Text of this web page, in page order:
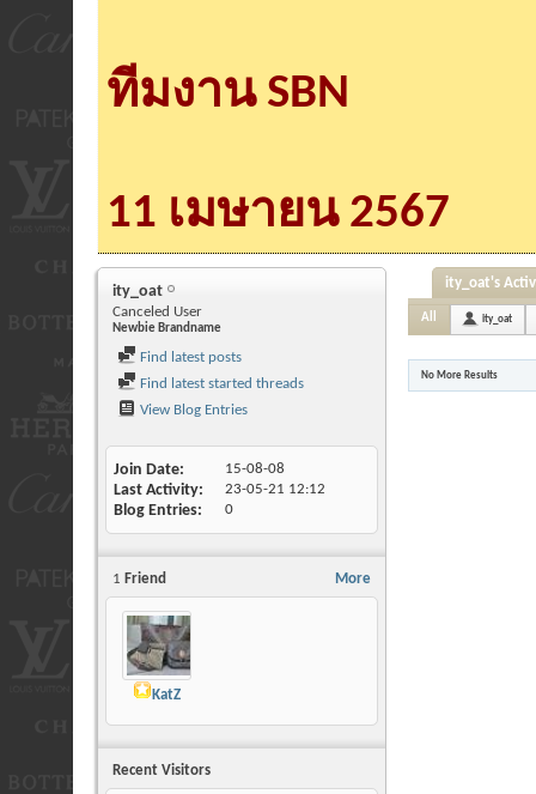
ทีมงาน SBN
11 เมษายน 2567
ity_oat
Canceled User
Newbie Brandname
Find latest posts
Find latest started threads
View Blog Entries
Join Date 15-08-08
Last Activity 23-05-21 12:12
Blog Entries 0
More
1 Friend
KatZ
Recent Visitors
ity_oat's
All ity_oat
No More Results